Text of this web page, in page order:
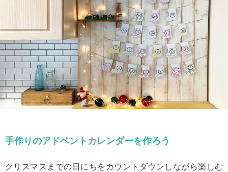
手作りのアドベントカレンダーを作ろう
クリスマスまでの日にちをカウントダウンしながら楽しむ